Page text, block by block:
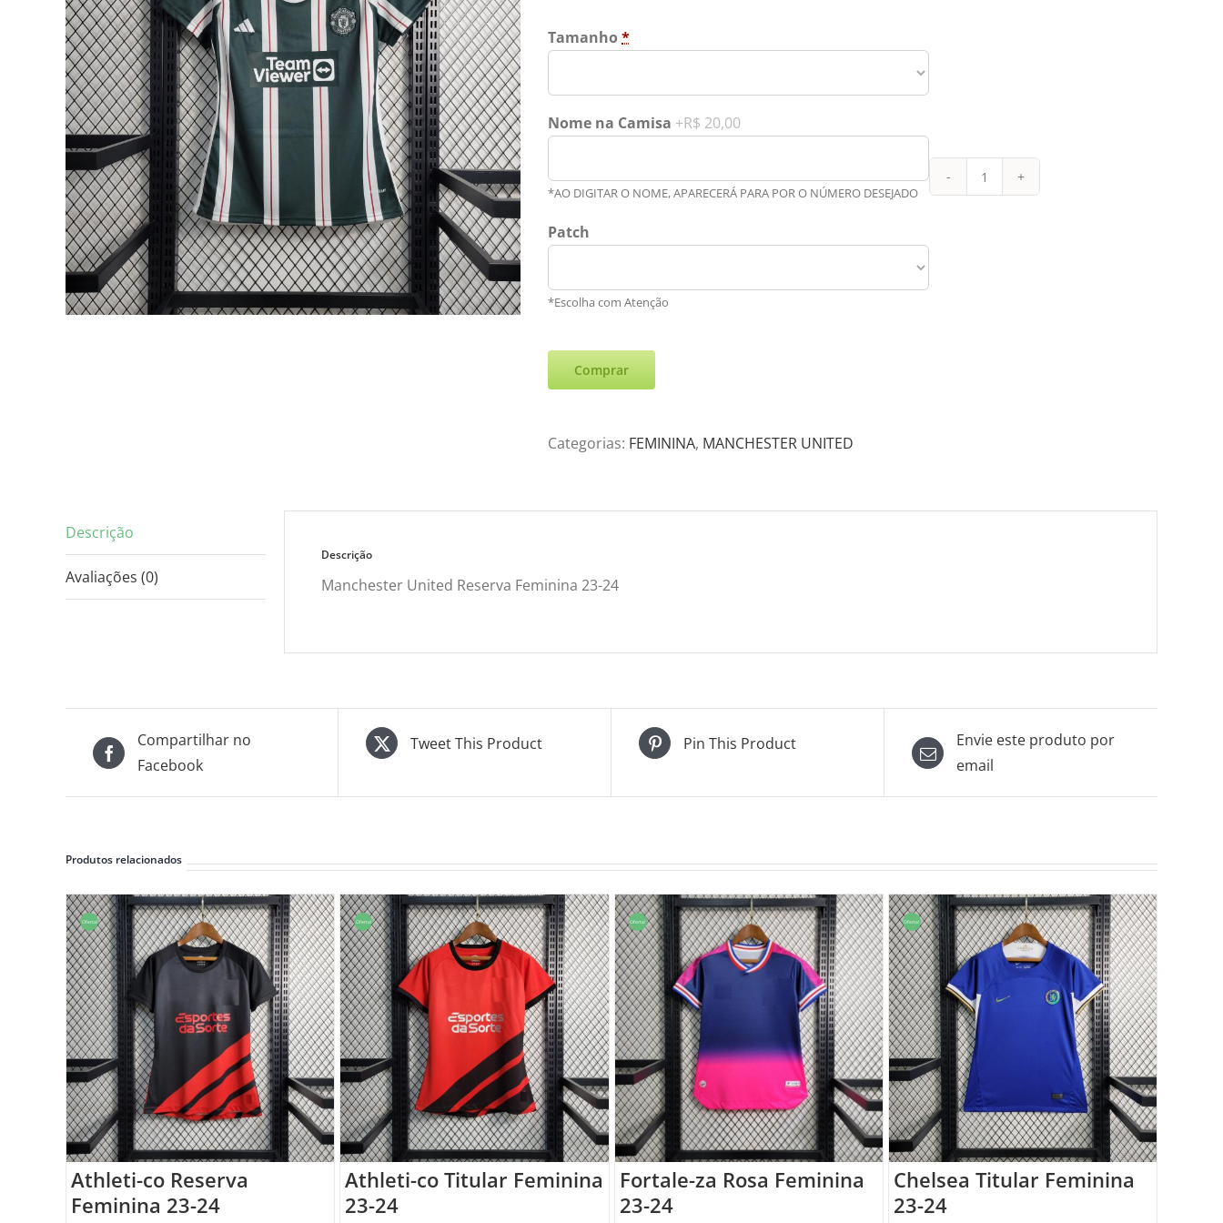
Tamanho *
Nome na Camisa +R$ 20,00
*AO DIGITAR O NOME, APARECERÁ PARA POR O NÚMERO DESEJADO
Patch
*Escolha com Atenção
Manchester
Comprar
Categorias: FEMININA, MANCHESTER UNITED
Descrição
Avaliações (0)
Descrição
Manchester United Reserva Feminina 23-24
Compartilhar no
Facebook
Tweet This Product Pin This Product
Envie este produto por
email
Produtos relacionados
Oferta!
Athleti-co Reserva
Feminina 23-24
Oferta!
Athleti-co Titular Feminina
23-24
Oferta!
Fortale-za Rosa Feminina
23-24
Oferta!
Chelsea Titular Feminina
23-24